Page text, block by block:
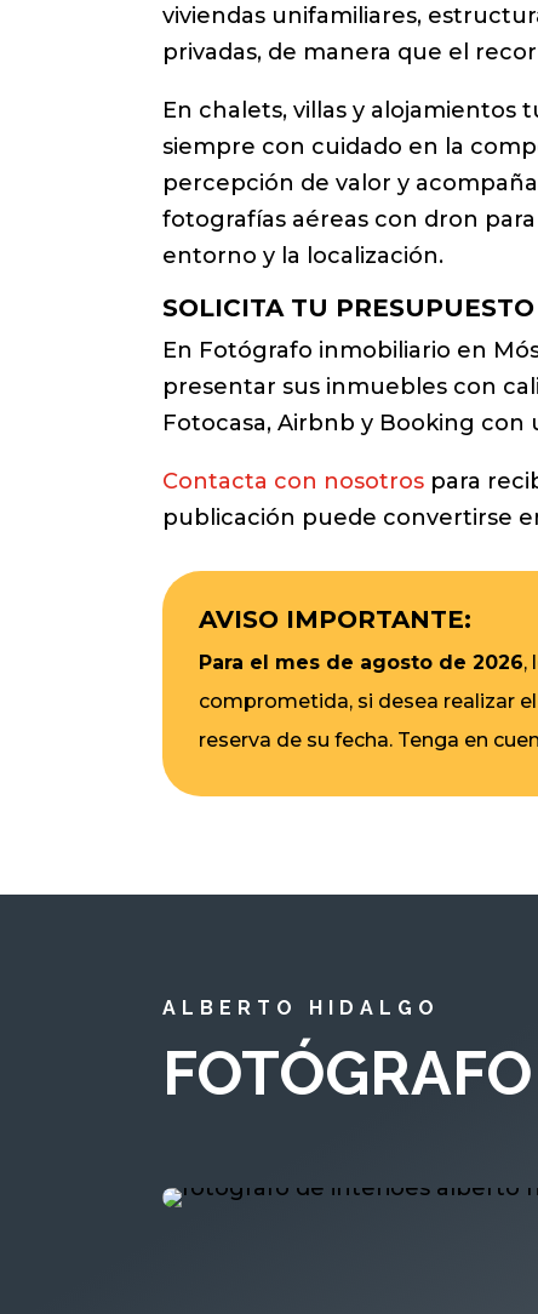
viviendas unifamiliares,
privadas, de manera que el
En chalets, villas y alojamientos
siempre con cuidado en la
percepción de valor y
fotografías aéreas con dron
entorno y la localización.
SOLICITA TU
En Fotógrafo inmobiliario en
presentar sus inmuebles con
Fotocasa, Airbnb y Booking
Contacta con nosotros para
publicación puede convertirse
AVISO IMPORTANTE:
Para el mes de agosto de 2026,
comprometida, si desea realizar
reserva de su fecha. Tenga en
ALBERTO HIDALGO